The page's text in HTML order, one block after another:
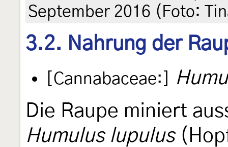
September 2016 (Foto:
3.2. Nahrung der
[Cannabaceae:]
Die Raupe miniert
Humulus lupulus